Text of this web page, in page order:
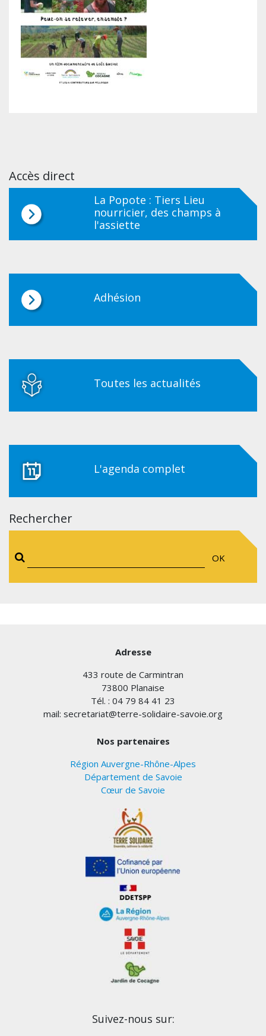
Accès direct
La Popote : Tiers Lieu
nourricier, des champs à
l'assiette
Adhésion
Toutes les actualités
L'agenda complet
Rechercher
OK
Adresse
433 route de Carmintran
73800 Planaise
Tél. : 04 79 84 41 23
mail: secretariat@terre-solidaire-savoie.org
Nos partenaires
Région Auvergne-Rhône-Alpes
Département de Savoie
Cœur de Savoie
Suivez-nous sur: